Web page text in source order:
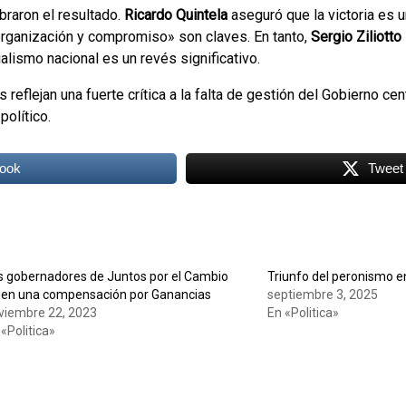
el resultado. Ricardo Quintela aseguró que la victoria es
y compromiso» son claves. En tanto, Sergio Ziliotto
nacional es un revés significativo.
reflejan una fuerte crítica a la falta de gestión del Gobierno
Tweet
gobernadores de Juntos por el Cambio
una compensación por Ganancias
22, 2023
Triunfo del peronismo
septiembre 3, 2025
En «Politica»